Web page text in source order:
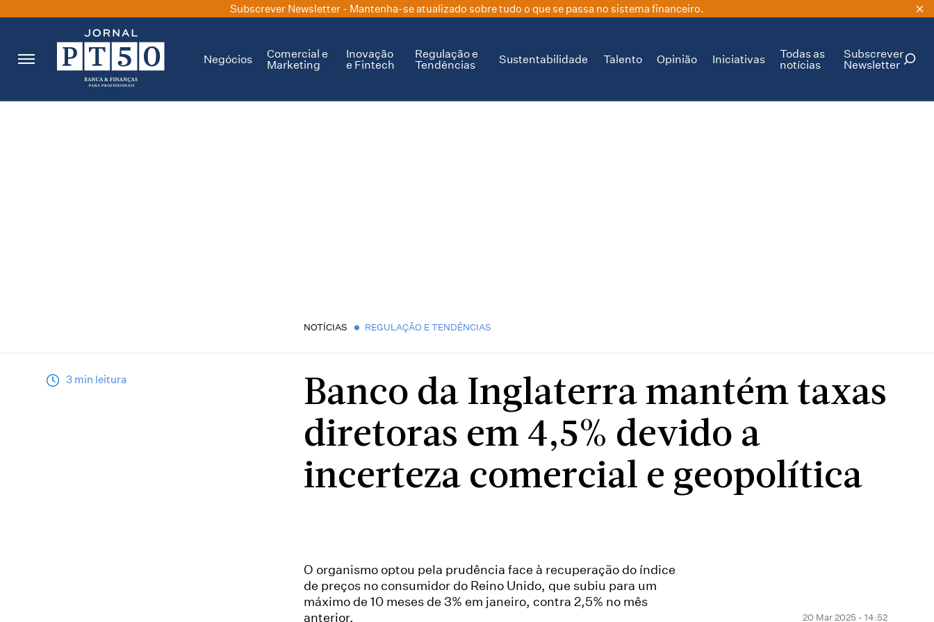
Subscrever Newsletter - Mantenha-se atualizado sobre tudo o que se passa no sistema financeiro.
Negócios
Comercial e
Marketing
Inovação
e Fintech
Regulação e
Tendências
Sustentabilidade Talento Opinião Iniciativas
Todas as
notícias
Subscrever
Newsletter
NOTÍCIAS REGULAÇÃO E TENDÊNCIAS
3 min leitura
Banco da Inglaterra mantém taxas
diretoras em 4,5% devido a
incerteza comercial e geopolítica
O organismo optou pela prudência face à recuperação do índice
de preços no consumidor do Reino Unido, que subiu para um
máximo de 10 meses de 3% em janeiro, contra 2,5% no mês
anterior.
20 Mar 2025 - 14:52